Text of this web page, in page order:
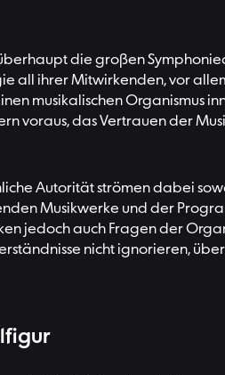
die großen
all ihrer Mitwirkenden, vor
musikalischen Organismus
voraus, das Vertrauen der
Autorität strömen dabei
Musikwerke und der
jedoch auch Fragen der
nicht ignorieren,